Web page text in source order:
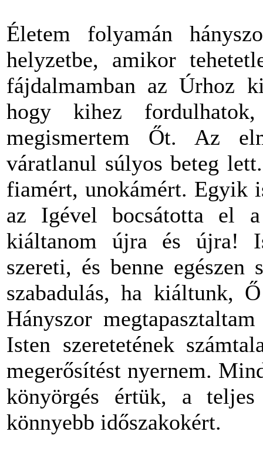
Életem folyamán
helyzetbe, amikor
fájdalmamban az Úrhoz
hogy kihez
megismertem Őt. Az
váratlanul súlyos beteg
fiamért, unokámért. Egyik
az Igével bocsátotta el
kiáltanom újra és újra!
szereti, és benne
szabadulás, ha kiáltunk,
Hányszor
Isten szeretetének
megerősítést nyernem.
könyörgés értük, a
könnyebb időszakokért.